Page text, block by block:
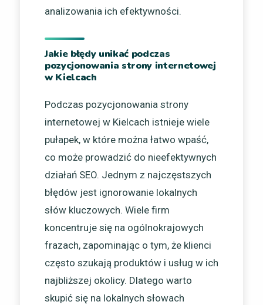
analizowania ich efektywności.
Jakie błędy unikać podczas
pozycjonowania strony internetowej
w Kielcach
Podczas pozycjonowania strony
internetowej w Kielcach istnieje wiele
pułapek, w które można łatwo wpaść,
co może prowadzić do nieefektywnych
działań SEO. Jednym z najczęstszych
błędów jest ignorowanie lokalnych
słów kluczowych. Wiele firm
koncentruje się na ogólnokrajowych
frazach, zapominając o tym, że klienci
często szukają produktów i usług w ich
najbliższej okolicy. Dlatego warto
skupić się na lokalnych słowach